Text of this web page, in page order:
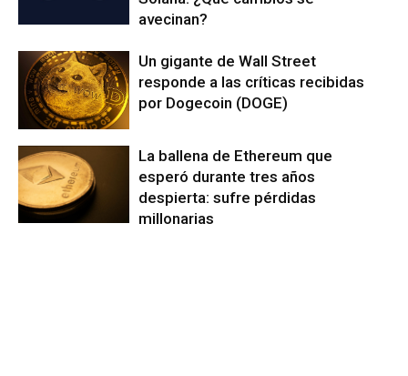
avecinan?
Un gigante de Wall Street
responde a las críticas recibidas
por Dogecoin (DOGE)
La ballena de Ethereum que
esperó durante tres años
despierta: sufre pérdidas
millonarias